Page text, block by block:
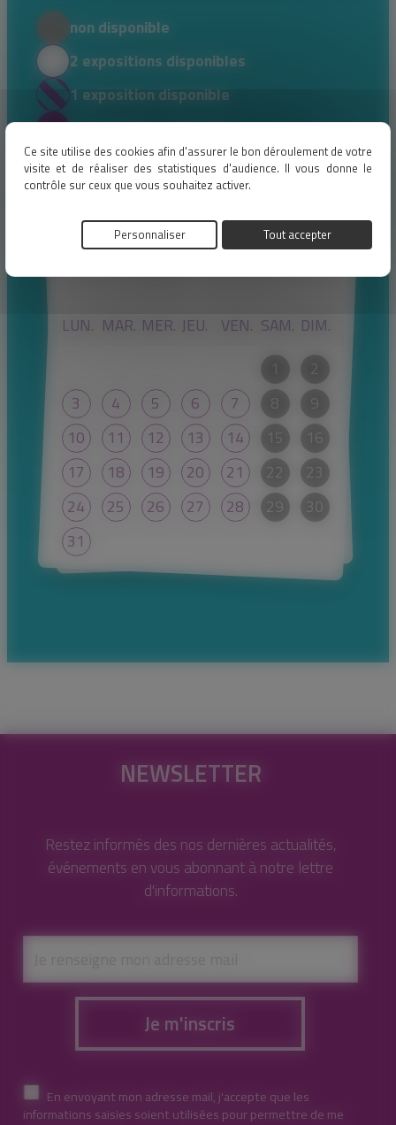
Ce site utilise des cookies afin d'assurer le bon déroulement de votre
visite et de réaliser des statistiques d'audience. Il vous donne le
contrôle sur ceux que vous souhaitez activer.
Tout accepter
Personnaliser
non disponible
2 expositions disponibles
1 exposition disponible
2 expositions réservées
August 2026
LUN. MAR. MER. JEU. VEN. SAM. DIM.
2
3
4 5 6 7 8
9
10
11 12 13 14 15
16
17
18 19 20 21 22
23
24
25 26 27 28 29
30
31
NEWSLETTER
Restez informés des nos dernières actualités,
événements en vous abonnant à notre lettre
d'informations.
Je m'inscris
En envoyant mon adresse mail, j'accepte que les
informations saisies soient utilisées pour permettre de me